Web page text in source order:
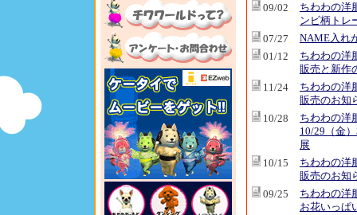
09/02
ちわわの洋
ンビ柄トレ
07/27
NAME入れ
01/12
ちわわの洋
販売と新作
11/24
ちわわの洋
販売のお知
10/28
ちわわの
10/29（金
展
10/15
ちわわの洋
販売のお知
09/25
ちわわの
お花いっぱ